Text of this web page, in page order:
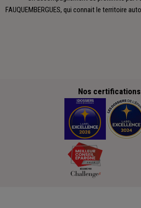
FAUQUEMBERGUES, qui connait le territoire
Nos certifications